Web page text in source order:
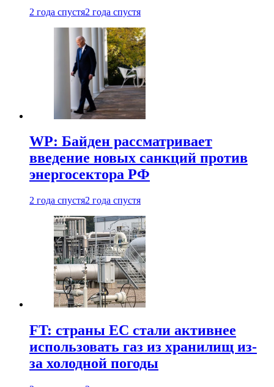
2 года спустя2 года спустя
WP: Байден рассматривает
введение новых санкций против
энергосектора РФ
2 года спустя2 года спустя
FT: страны ЕС стали активнее
использовать газ из хранилищ из-
за холодной погоды